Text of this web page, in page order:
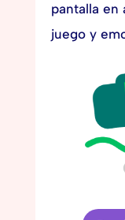
pantalla en
juego y